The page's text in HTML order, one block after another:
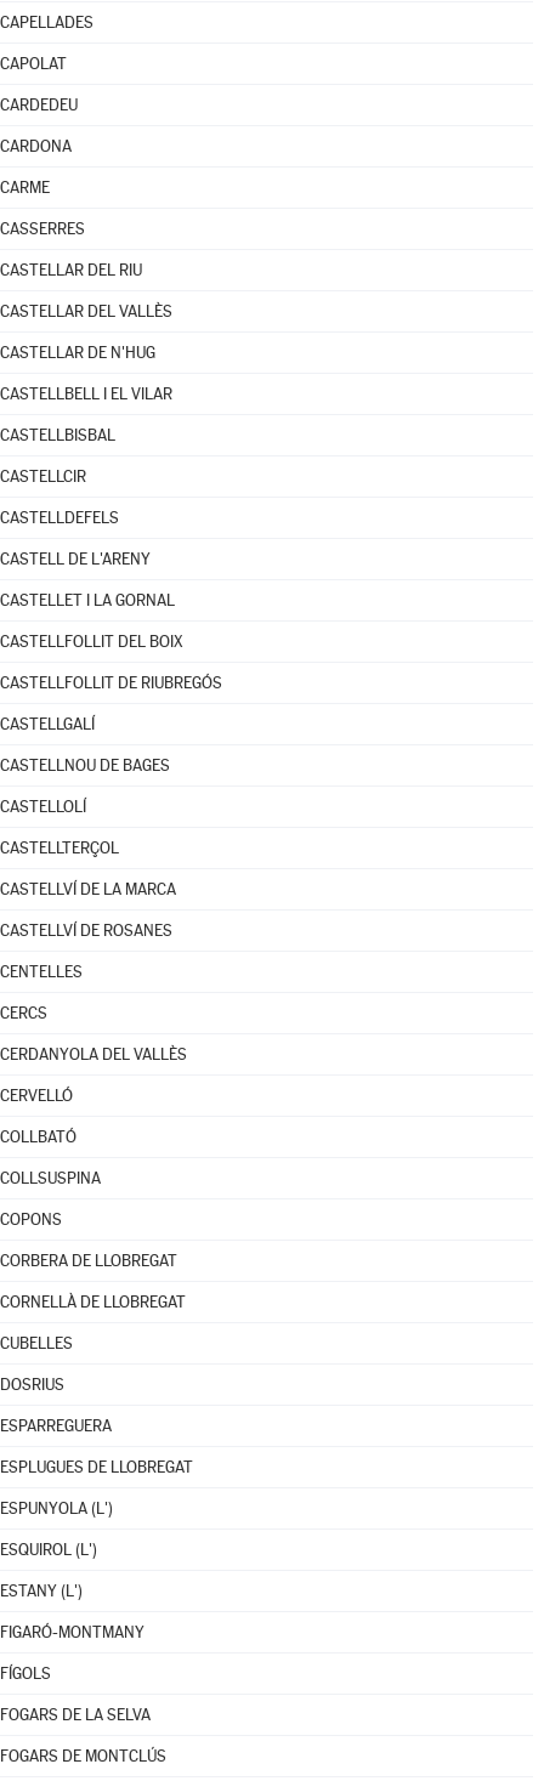
CAPELLADES
CAPOLAT
CARDEDEU
CARDONA
CARME
CASSERRES
CASTELLAR DEL RIU
CASTELLAR DEL VALLÈS
CASTELLAR DE N'HUG
CASTELLBELL I EL VILAR
CASTELLBISBAL
CASTELLCIR
CASTELLDEFELS
CASTELL DE L'ARENY
CASTELLET I LA GORNAL
CASTELLFOLLIT DEL BOIX
CASTELLFOLLIT DE RIUBREGÓS
CASTELLGALÍ
CASTELLNOU DE BAGES
CASTELLOLÍ
CASTELLTERÇOL
CASTELLVÍ DE LA MARCA
CASTELLVÍ DE ROSANES
CENTELLES
CERCS
CERDANYOLA DEL VALLÈS
CERVELLÓ
COLLBATÓ
COLLSUSPINA
COPONS
CORBERA DE LLOBREGAT
CORNELLÀ DE LLOBREGAT
CUBELLES
DOSRIUS
ESPARREGUERA
ESPLUGUES DE LLOBREGAT
ESPUNYOLA (L')
ESQUIROL (L')
ESTANY (L')
FIGARÓ-MONTMANY
FÍGOLS
FOGARS DE LA SELVA
FOGARS DE MONTCLÚS